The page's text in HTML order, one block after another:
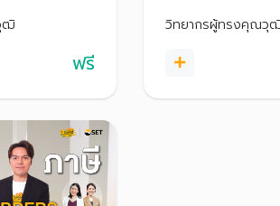
รเลือกยื่นภาษี
ดภาระภาษี
ครอบครัว
ฒิ
ฟรี
วางแผนภาษีแบบง่าย
วิทยากรผู้ทรงคุณวุ